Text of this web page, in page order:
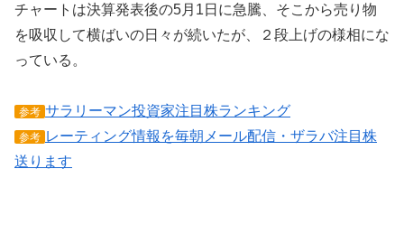
チャートは決算発表後の5月1日に急騰、そこから売り物
を吸収して横ばいの日々が続いたが、２段上げの様相にな
っている。
参考 サラリーマン投資家注目株ランキング
参考 レーティング情報を毎朝メール配信・ザラバ注目株
送ります